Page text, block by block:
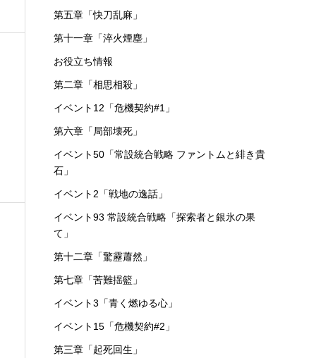
第五章「快刀乱麻」
第十一章「淬火煙塵」
お役立ち情報
第二章「相思相殺」
イベント12「危機契約#1」
第六章「局部壊死」
イベント50「常設統合戦略 ファントムと緋き貴
石」
イベント2「戦地の逸話」
イベント93 常設統合戦略「探索者と銀氷の果
て」
第十二章「驚靂蕭然」
第七章「苦難揺籃」
イベント3「青く燃ゆる心」
イベント15「危機契約#2」
第三章「起死回生」